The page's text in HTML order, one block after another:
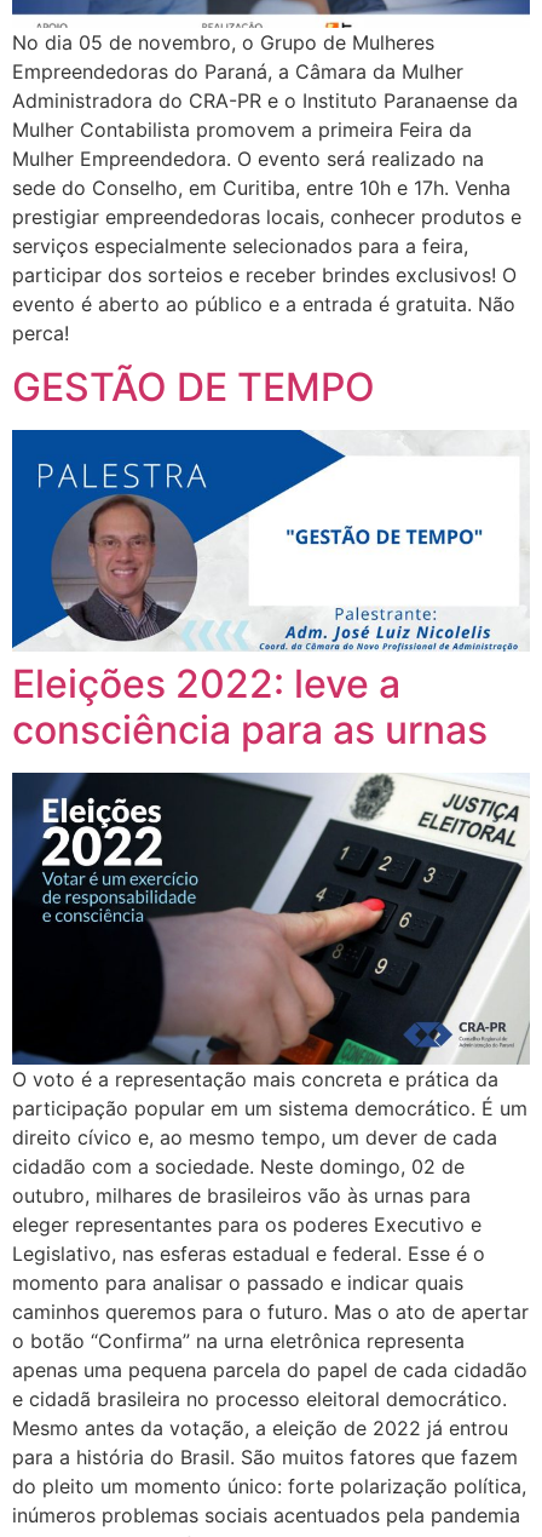
No dia 05 de novembro, o Grupo de Mulheres
Empreendedoras do Paraná, a Câmara da Mulher
Administradora do CRA-PR e o Instituto Paranaense da
Mulher Contabilista promovem a primeira Feira da
Mulher Empreendedora. O evento será realizado na
sede do Conselho, em Curitiba, entre 10h e 17h. Venha
prestigiar empreendedoras locais, conhecer produtos e
serviços especialmente selecionados para a feira,
participar dos sorteios e receber brindes exclusivos! O
evento é aberto ao público e a entrada é gratuita. Não
perca!
GESTÃO DE TEMPO
Eleições 2022: leve a
consciência para as urnas
O voto é a representação mais concreta e prática da
participação popular em um sistema democrático. É um
direito cívico e, ao mesmo tempo, um dever de cada
cidadão com a sociedade. Neste domingo, 02 de
outubro, milhares de brasileiros vão às urnas para
eleger representantes para os poderes Executivo e
Legislativo, nas esferas estadual e federal. Esse é o
momento para analisar o passado e indicar quais
caminhos queremos para o futuro. Mas o ato de apertar
o botão “Confirma” na urna eletrônica representa
apenas uma pequena parcela do papel de cada cidadão
e cidadã brasileira no processo eleitoral democrático.
Mesmo antes da votação, a eleição de 2022 já entrou
para a história do Brasil. São muitos fatores que fazem
do pleito um momento único: forte polarização política,
inúmeros problemas sociais acentuados pela pandemia